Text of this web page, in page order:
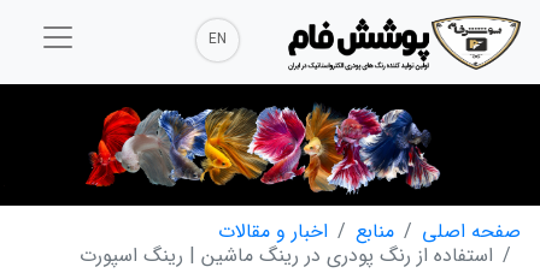
EN
صفحه اصلی منابع
اخبار و مقالات
استفاده از رنگ پودری در رینگ ماشین | رینگ اسپورت